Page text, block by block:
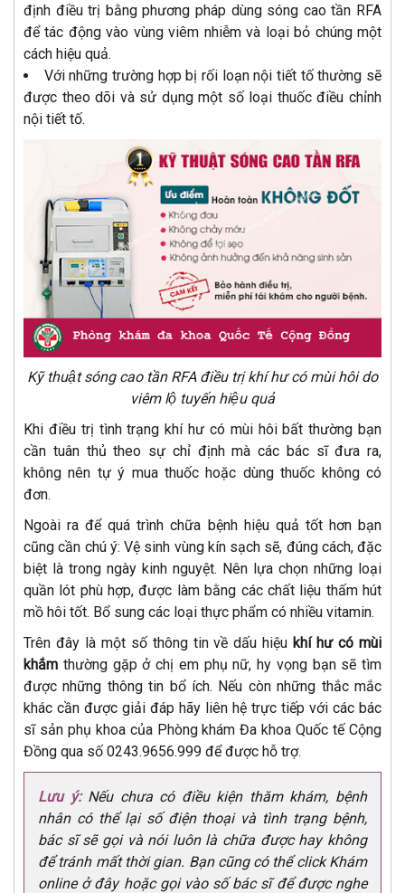
định điều trị bằng phương pháp dùng sóng cao tần RFA
để tác động vào vùng viêm nhiễm và loại bỏ chúng một
cách hiệu quả.
Với những trường hợp bị rối loạn nội tiết tố thường sẽ
được theo dõi và sử dụng một số loại thuốc điều chỉnh
nội tiết tố.
Kỹ thuật sóng cao tần RFA điều trị khí hư có mùi hôi do
viêm lộ tuyến hiệu quả
Khi điều trị tình trạng khí hư có mùi hôi bất thường bạn
cần tuân thủ theo sự chỉ định mà các bác sĩ đưa ra,
không nên tự ý mua thuốc hoặc dùng thuốc không có
đơn.
Ngoài ra để quá trình chữa bệnh hiệu quả tốt hơn bạn
cũng cần chú ý: Vệ sinh vùng kín sạch sẽ, đúng cách, đặc
biệt là trong ngày kinh nguyệt. Nên lựa chọn những loại
quần lót phù hợp, được làm bằng các chất liệu thấm hút
mồ hôi tốt. Bổ sung các loại thực phẩm có nhiều vitamin.
Trên đây là một số thông tin về dấu hiệukhí hư có mùi
khắm thường gặp ở chị em phụ nữ, hy vọng bạn sẽ tìm
được những thông tin bổ ích. Nếu còn những thắc mắc
khác cần được giải đáp hãy liên hệ trực tiếp với các bác
sĩ sản phụ khoa của Phòng khám Đa khoa Quốc tế Cộng
Đồng qua số 0243.9656.999 để được hỗ trợ.
Lưu ý:Nếu chưa có điều kiện thăm khám, bệnh
nhân có thể lại số điện thoại và tình trạng bệnh,
bác sĩ sẽ gọi và nói luôn là chữa được hay không
để tránh mất thời gian. Bạn cũng có thể click Khám
online ở đây hoặc gọi vào số bác sĩ để được nghe